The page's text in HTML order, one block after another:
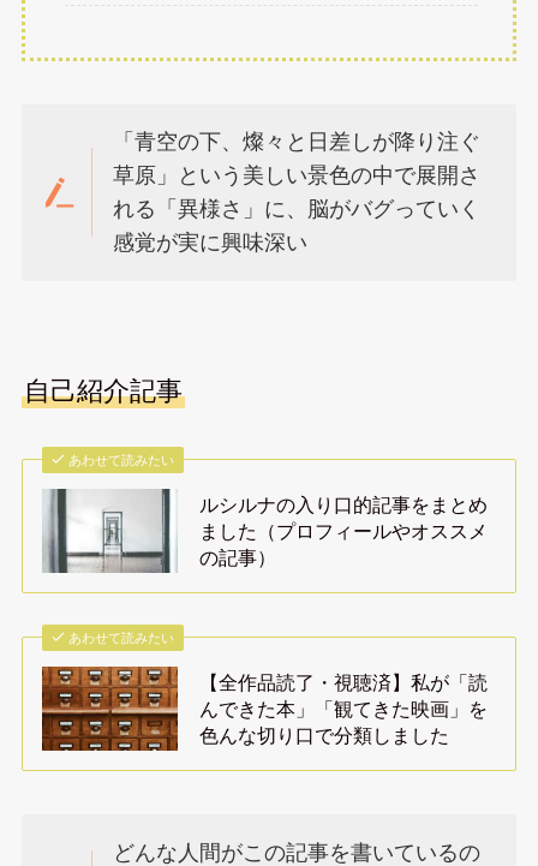
「青空の下、燦々と日差しが降り注ぐ
草原」という美しい景色の中で展開さ
れる「異様さ」に、脳がバグっていく
感覚が実に興味深い
自己紹介記事
あわせて読みたい
ルシルナの入り口的記事をまとめ
ました（プロフィールやオススメ
の記事）
あわせて読みたい
【全作品読了・視聴済】私が「読
んできた本」「観てきた映画」を
色んな切り口で分類しました
どんな人間がこの記事を書いているの